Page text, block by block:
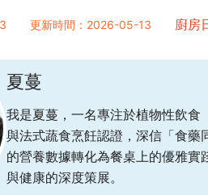
更新時間：2026-05-13 廚房
夏蔓
我是夏蔓，一名專注於植物性飲食
與法式蔬食烹飪認證，深信「食藥
的營養數據轉化為餐桌上的優雅實
與健康的深度策展。